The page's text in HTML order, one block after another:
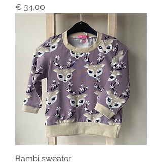
Price
€ 34,00
Bambi sweater